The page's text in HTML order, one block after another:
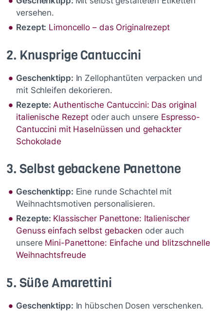
versehen.
Rezept: Limoncello – das Originalrezept
2. Knusprige Cantuccini
Geschenktipp: In Zellophantüten verpacken und
mit Schleifen dekorieren.
Rezepte: Authentische Cantuccini: Das original
italienische Rezept oder auch unsere Espresso-
Cantuccini mit Haselnüssen und gehackter
Schokolade
3. Selbst gebackene Panettone
Geschenktipp: Eine runde Schachtel mit
Weihnachtsmotiven personalisieren.
Rezepte: Klassischer Panettone: Italienischer
Genuss einfach selbst gebacken oder auch
unsere Mini-Panettone: Einfache und blitzschnelle
Weihnachtsfreude
5. Süße Amarettini
Geschenktipp: In hübschen Dosen verschenken.